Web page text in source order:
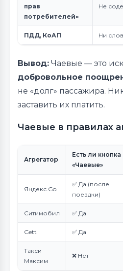
прав
потребителей»
Не
ПДД, КоАП Ни
Вывод: Чаевые — это
добровольное
не «долг» пассажира.
заставить их платить.
Чаевые в правилах
Агрегатор
Есть ли кнопка
«Чаевые»
Яндекс.Go
✅ Да (после
поездки)
Ситимобил ✅ Да
Gett ✅ Да
Такси
Максим
❌ Нет